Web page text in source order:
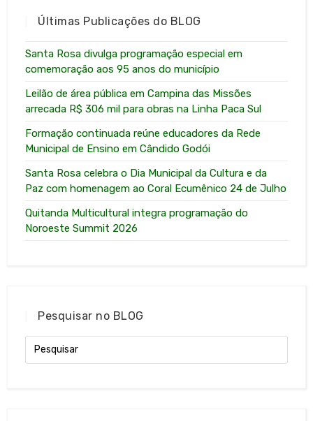
Últimas Publicações do BLOG
Santa Rosa divulga programação especial em
comemoração aos 95 anos do município
Leilão de área pública em Campina das Missões
arrecada R$ 306 mil para obras na Linha Paca Sul
Formação continuada reúne educadores da Rede
Municipal de Ensino em Cândido Godói
Santa Rosa celebra o Dia Municipal da Cultura e da
Paz com homenagem ao Coral Ecumênico 24 de Julho
Quitanda Multicultural integra programação do
Noroeste Summit 2026
Pesquisar no BLOG